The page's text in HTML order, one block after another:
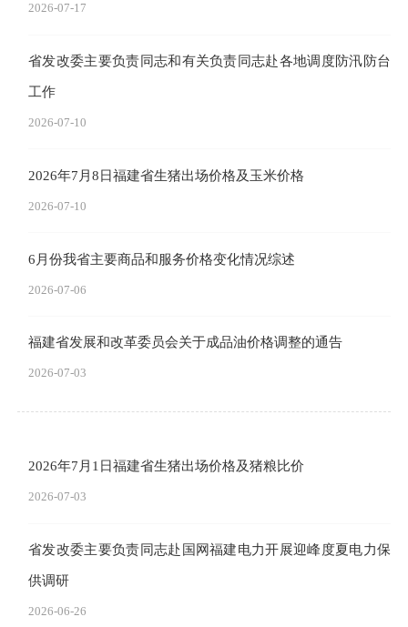
2026-07-17
省发改委主要负责同志和有关负责同志赴各地调度防汛防台
工作
2026-07-10
2026年7月8日福建省生猪出场价格及玉米价格
2026-07-10
6月份我省主要商品和服务价格变化情况综述
2026-07-06
福建省发展和改革委员会关于成品油价格调整的通告
2026-07-03
2026年7月1日福建省生猪出场价格及猪粮比价
2026-07-03
省发改委主要负责同志赴国网福建电力开展迎峰度夏电力保
供调研
2026-06-26